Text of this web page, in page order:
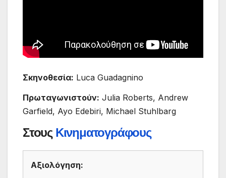
Σκηνοθεσία: Luca Guadagnino
Πρωταγωνιστούν: Julia Roberts, Andrew
Garfield, Ayo Edebiri, Michael Stuhlbarg
Στους Κινηματογράφους
Αξιολόγηση: